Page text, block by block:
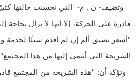
وتضيف- ن . م- التي تحسنت حالتها
قادرة على الحركة، إلا أنها لا تزال بحاجة
"أشعر بضيق ألم إن لم أقدم شيئًا
الشريحة التي أنتمي إليها من هذا
وتؤكد أن: "هذه الشريحة من المجتمع